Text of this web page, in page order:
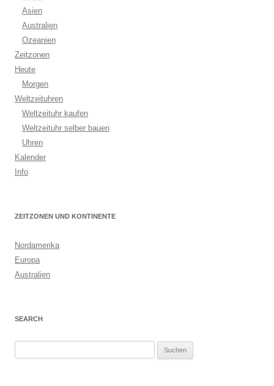
Asien
Australien
Ozeanien
Zeitzonen
Heute
Morgen
Weltzeituhren
Weltzeituhr kaufen
Weltzeituhr selber bauen
Uhren
Kalender
Info
ZEITZONEN UND KONTINENTE
Nordamerika
Europa
Australien
SEARCH